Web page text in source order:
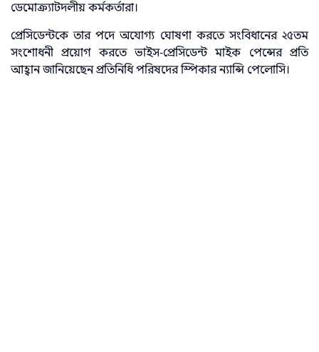
ডেমোক্র্যাটদলীয় কর্মকর্তারা।
প্রেসিডেন্টকে তার পদে অযোগ্য ঘোষণা করতে সংবিধানের ২৫তম
সংশোধনী প্রয়োগ করতে ভাইস-প্রেসিডেন্ট মাইক পেন্সের প্রতি
আহ্বান জানিয়েছেন প্রতিনিধি পরিষদের স্পিকার ন্যান্সি পেলোসি।